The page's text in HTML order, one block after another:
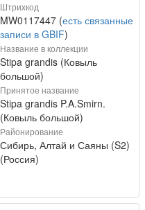
Штрихкод
MW0117447 (есть связанные
записи в GBIF)
Название в коллекции
Stipa grandis (Ковыль
большой)
Принятое название
Stipa grandis P.A.Smirn.
(Ковыль большой)
Районирование
Сибирь, Алтай и Саяны (S2)
(Россия)